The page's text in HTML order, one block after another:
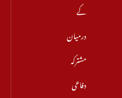
کے
درمیان
مشترکہ
دفاعی